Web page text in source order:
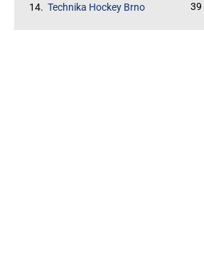
14. Technika Hockey Brno 39